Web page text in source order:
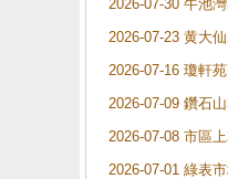
2026-07-30 牛池
2026-07-23 黄大
2026-07-16 瓊軒
2026-07-09 鑽石
2026-07-08 市區
2026-07-01 綠表